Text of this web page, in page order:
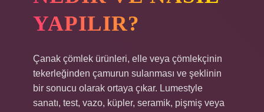
YAPILIR?
Çanak çömlek ürünleri, elle veya çömlekçinin
tekerleğinden çamurun sulanması ve şeklinin
bir sonucu olarak ortaya çıkar. Lumestyle
sanatı, test, vazo, küpler, seramik, pişmiş veya